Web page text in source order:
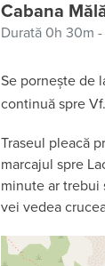
Cabana
Durată 0h 30m -
Se pornește de
continuă spre
Traseul pleacă
marcajul spre
minute ar trebui
vei vedea